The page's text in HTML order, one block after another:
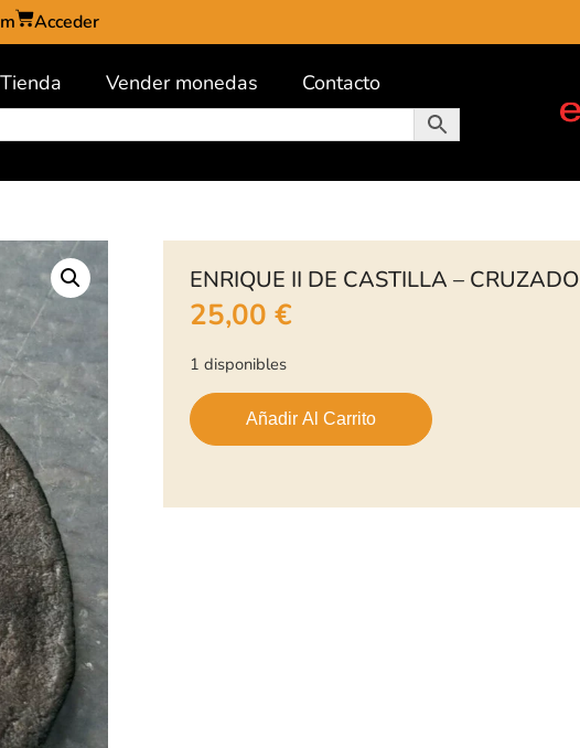
Acceder
Tienda Vender monedas Contacto
ENRIQUE II DE CASTILLA – CRUZADO
25,00 €
1 disponibles
Añadir Al Carrito